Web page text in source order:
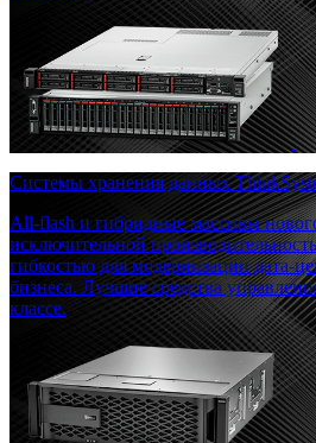
Системы хранения данных
All-flash и гибридные массивы
исключительной
гибкостью для модернизации дата-
бизнеса. Лучшие средства
классе.